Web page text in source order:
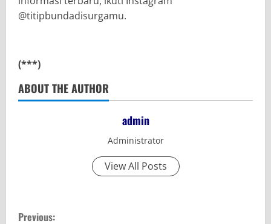
@titipbundadisurgamu.
(***)
ABOUT THE AUTHOR
admin
Administrator
View All Posts
C
Previous: